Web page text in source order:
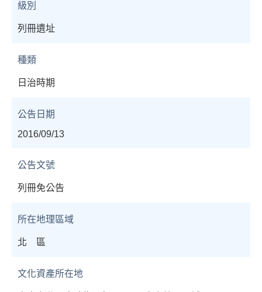
級別
列冊遺址
種類
日治時期
公告日期
2016/09/13
公告文號
列冊免公告
所在地理區域
北 區
文化資產所在地